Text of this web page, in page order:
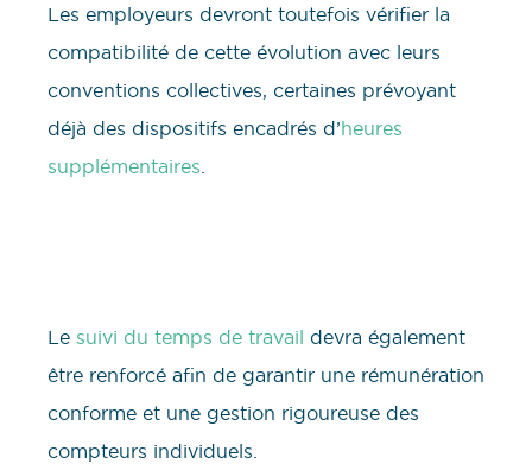
Les employeurs devront toutefois vérifier la
compatibilité de cette évolution avec leurs
conventions collectives, certaines prévoyant
déjà des dispositifs encadrés d’heures
supplémentaires
Le suivi du temps de travail devra également
être renforcé afin de garantir une rémunération
conforme et une gestion rigoureuse des
compteurs individuels.